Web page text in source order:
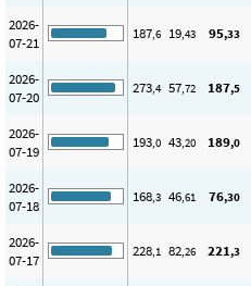
2026-
07-21
187,6 19,43 95,33
2026-
07-20
273,4 57,72 187,5
2026-
07-19
193,0 43,20 189,0
2026-
07-18
168,3 46,61 76,30
2026-
07-17
228,1 82,26 221,3